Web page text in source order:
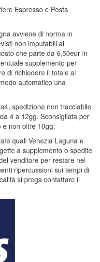
Espresso e Posta
avviene di norma in
non imputabili al
che parte da 6,50eur in
supplemento per
di richiedere il totale al
automatico una
spedizione non tracciabile
4 a 12gg. Sconsigliata per
non oltre 10gg.
quali Venezia Laguna e
a supplemento o spedite
venditore per restare nel
ripercussioni sui tempi di
si prega contattare il